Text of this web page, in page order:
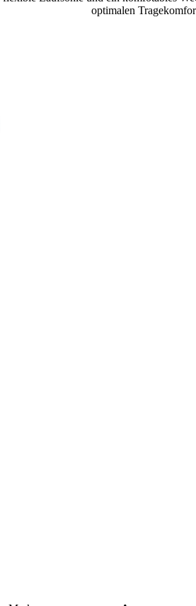
optimalen